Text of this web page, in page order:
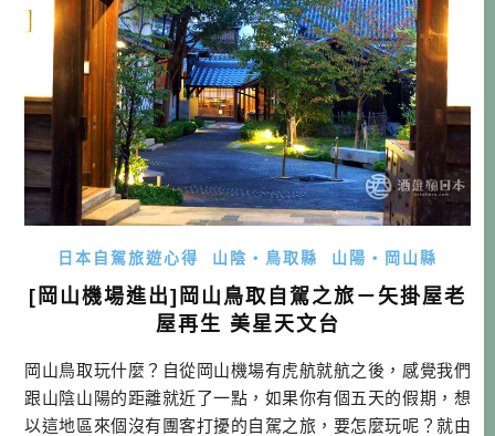
日本自駕旅遊心得 山陰・鳥取縣 山陽・岡山縣
[岡山機場進出]岡山鳥取自駕之旅－矢掛屋老
屋再生 美星天文台
岡山鳥取玩什麼？自從岡山機場有虎航就航之後，感覺我們
跟山陰山陽的距離就近了一點，如果你有個五天的假期，想
以這地區來個沒有團客打擾的自駕之旅，要怎麼玩呢？就由